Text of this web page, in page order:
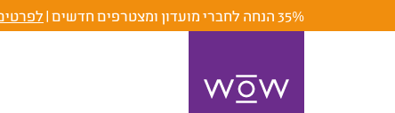
35% הנחה לחברי מועדון ומצטרפים חדשים |